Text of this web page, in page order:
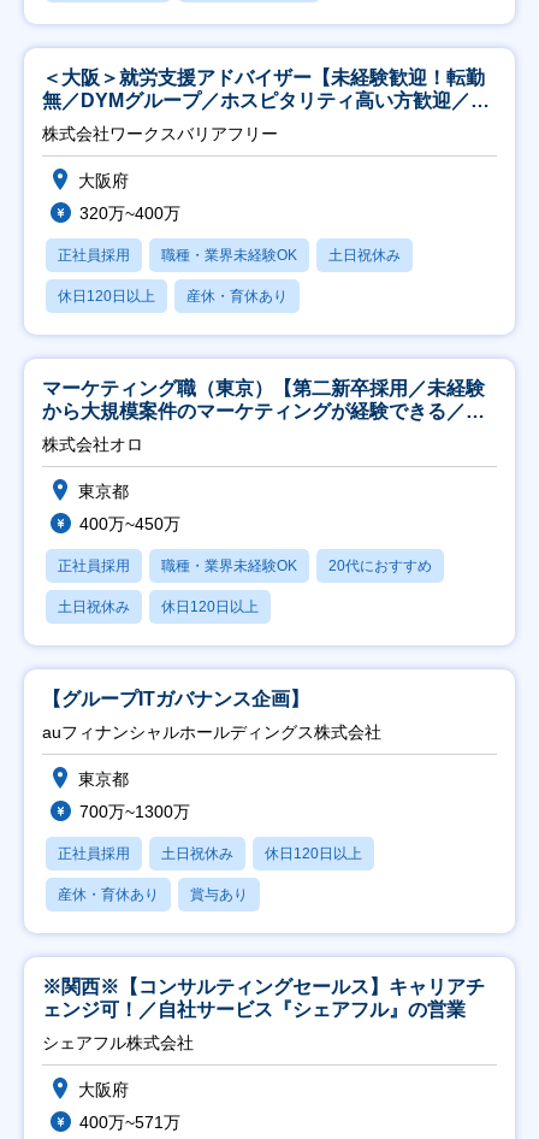
＜大阪＞就労支援アドバイザー【未経験歓迎！転勤
無／DYMグループ／ホスピタリティ高い方歓迎／土
日祝】
株式会社ワークスバリアフリー
大阪府
320万~400万
正社員採用 職種・業界未経験OK 土日祝休み
休日120日以上 産休・育休あり
マーケティング職（東京）【第二新卒採用／未経験
から大規模案件のマーケティングが経験できる／研
修充実】
株式会社オロ
東京都
400万~450万
正社員採用 職種・業界未経験OK 20代におすすめ
土日祝休み 休日120日以上
【グループITガバナンス企画】
auフィナンシャルホールディングス株式会社
東京都
700万~1300万
正社員採用 土日祝休み 休日120日以上
産休・育休あり 賞与あり
※関西※【コンサルティングセールス】キャリアチ
ェンジ可！／自社サービス『シェアフル』の営業
シェアフル株式会社
大阪府
400万~571万